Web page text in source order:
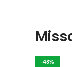
Poten die
Het is belangrijk om
-48%